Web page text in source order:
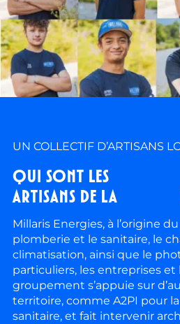
UN COLLECTIF D’ARTISANS
Qui sont les
artisans de la
Millaris Energies, à l’origine
plomberie et le sanitaire, le
climatisation, ainsi que le
particuliers, les entreprises et
groupement s’appuie sur
territoire, comme A2PI pour
sanitaire, et fait intervenir